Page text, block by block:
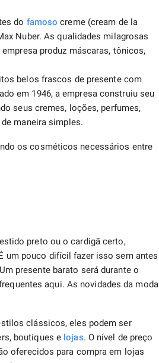
do famoso creme (cream de la
Nuber. As qualidades milagrosas
produz máscaras, tônicos,
belos frascos de presente com
em 1946, a empresa construiu seu
seus cremes, loções, perfumes,
maneira simples.
os cosméticos necessários entre
preto ou o cardigã certo,
um pouco difícil fazer isso sem antes
presente barato será durante o
aqui. As novidades da moda
clássicos, eles podem ser
boutiques e lojas. O nível de preço
oferecidos para compra em lojas